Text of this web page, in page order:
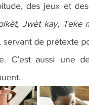
des jeux et
Jwèt kay, Teke
servant de prétexte
C’est aussi une